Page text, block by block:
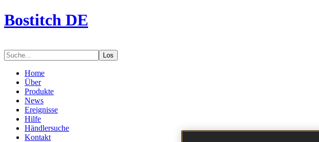
Bostitch DE
Los
Home
Über
Produkte
News
Ereignisse
Hilfe
Händlersuche
Kontakt